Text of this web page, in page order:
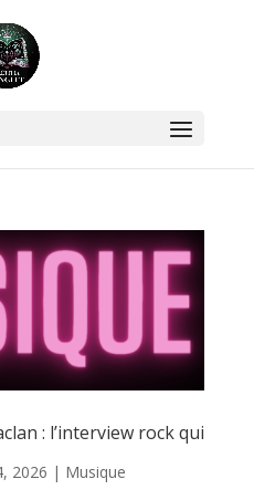
: l’interview rock qui
2026 | Musique